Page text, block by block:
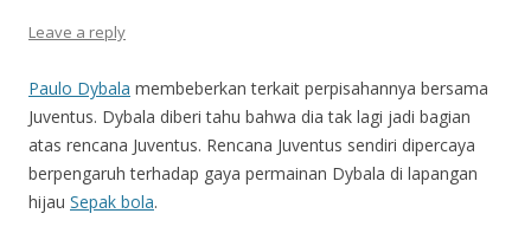
Leave a reply
Paulo Dybala membeberkan terkait perpisahannya bersama
Juventus. Dybala diberi tahu bahwa dia tak lagi jadi bagian
atas rencana Juventus. Rencana Juventus sendiri dipercaya
berpengaruh terhadap gaya permainan Dybala di lapangan
hijau Sepak bola.